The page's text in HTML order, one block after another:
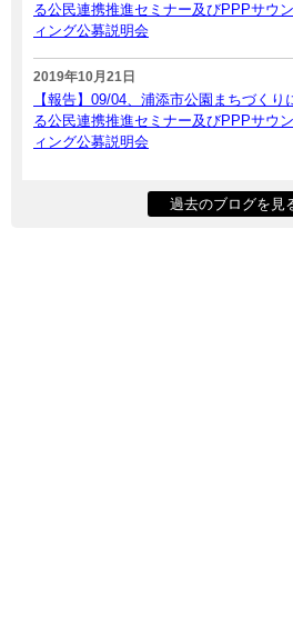
る公民連携推進セミナー及びPPPサウ
ィング公募説明会
2019年10月21日
【報告】09/04、浦添市公園まちづくり
る公民連携推進セミナー及びPPPサウ
ィング公募説明会
過去のブログを見